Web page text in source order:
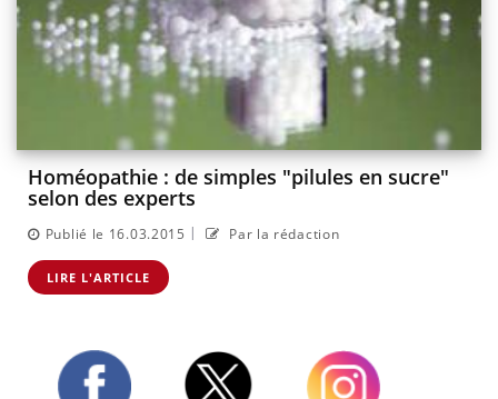
Homéopathie : de simples "pilules en sucre"
selon des experts
Publié le 16.03.2015 | Par la rédaction
LIRE L'ARTICLE